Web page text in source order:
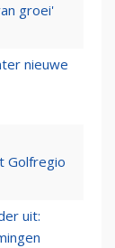
groei'
nieuwe
Golfregio
uit: